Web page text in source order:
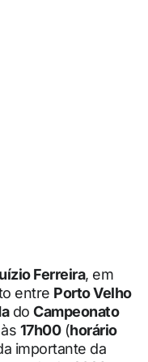
Ferreira, em
entre Porto Velho
do Campeonato
17h00(horário
importante da